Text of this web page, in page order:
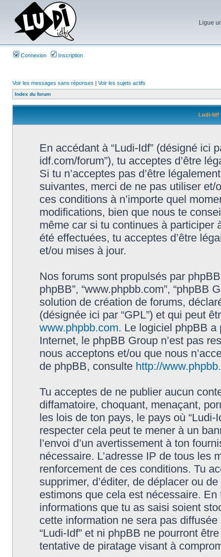
Ligue
Connexion Inscription
Voir les messages sans réponses | Voir les sujets actifs
Index du forum
Ludi-Idf
En accédant à “Ludi-Idf” (désigné ici
idf.com/forum”), tu acceptes d’être
Si tu n’acceptes pas d’être
suivantes, merci de ne pas utiliser et/
ces conditions à n’importe quel
modifications, bien que nous te
même car si tu continues à participer
été effectuées, tu acceptes d’être
et/ou mises à jour.
Nos forums sont propulsés par phpBB
phpBB”, “www.phpbb.com”, “phpBB
solution de création de forums,
(désignée ici par “GPL”) et qui peut
www.phpbb.com. Le logiciel phpBB
Internet, le phpBB Group n’est pas
nous acceptons et/ou que nous
de phpBB, consulte http://
Tu acceptes de ne publier aucun
diffamatoire, choquant, menaçant,
les lois de ton pays, le pays où
respecter cela peut te mener à un
l’envoi d’un avertissement à ton
nécessaire. L’adresse IP de tous les
renforcement de ces conditions. Tu
supprimer, d’éditer, de déplacer ou
estimons que cela est nécessaire.
informations que tu as saisi soient
cette information ne sera pas
“Ludi-Idf” et ni phpBB ne pourront
tentative de piratage visant à